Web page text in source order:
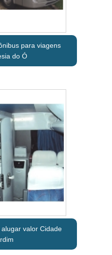
para viagens
do Ó
valor Cidade